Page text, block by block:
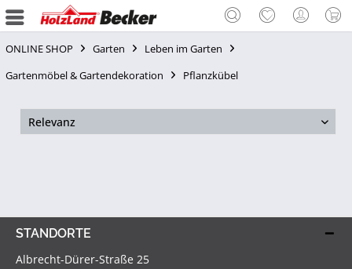
ONLINE SHOP Garten
Leben im Garten
Gartenmöbel & Gartendekoration
Pflanzkübel
STANDORTE
Albrecht-Dürer-Straße 25